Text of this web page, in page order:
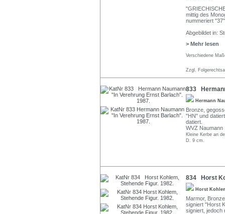
mittig des
nummeriert
Abgebildet in:
> Mehr lesen
Verschiedene
Zzgl.
833
Hermann
Bronze,
"HN" und
datiert.
WVZ Naumann
Kleine Kerbe an
D. 9 cm.
834 Horst
Horst
Marmor,
signiert "Horst
signiert, jedoch